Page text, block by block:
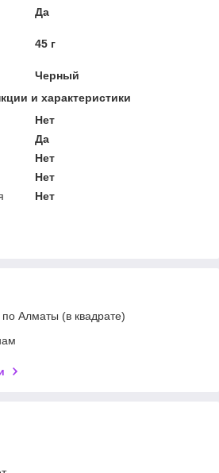
Да
45 г
Черный
и характеристики
Нет
Да
Нет
Нет
Нет
по Алматы (в квадрате)